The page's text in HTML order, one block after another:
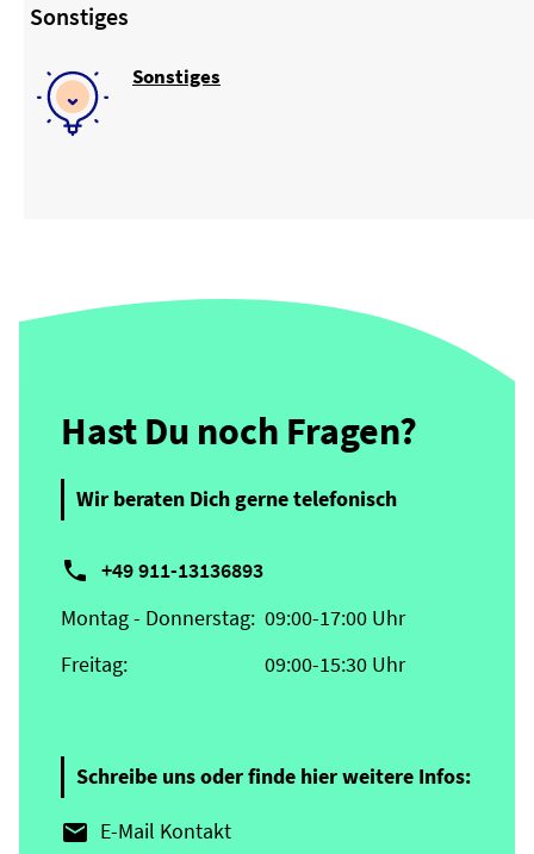
Sonstiges
Sonstiges
Hast Du noch Fragen?
Wir beraten Dich gerne telefonisch
 +49 911-13136893
Montag - Donnerstag:
Freitag:
09:00-17:00 Uhr
09:00-15:30 Uhr
Schreibe uns oder finde hier weitere Infos:
 E-Mail Kontakt